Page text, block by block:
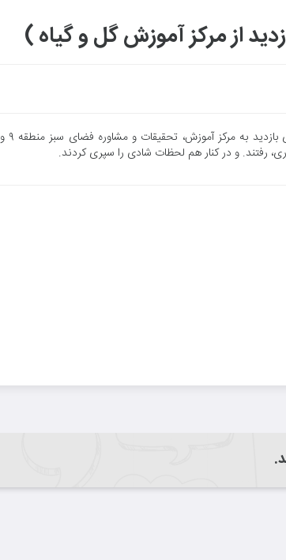
از مرکز آموزش گل و گیاه )
نوآموزان پیش دبستانی مدرسه‌ی ریّان نورالهدی درتاریخ 21 فروردین ماه 98 برای بازدید به مرکز آموزش، تحقیقات و مشاوره فضای سبز منطقه ۹ و
رفتند. و در کنار هم لحظات شادی را سپری کردند.